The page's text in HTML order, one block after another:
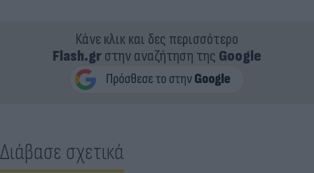
Κάνε κλικ και δες περισσότερο
Flash.grστην αναζήτηση της Google
Διάβασε σχετικά